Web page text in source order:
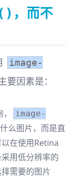
，而不
image-
因素是：
image-
么图片，而是直
在使用Retina
用低分辨率的
需要的图片